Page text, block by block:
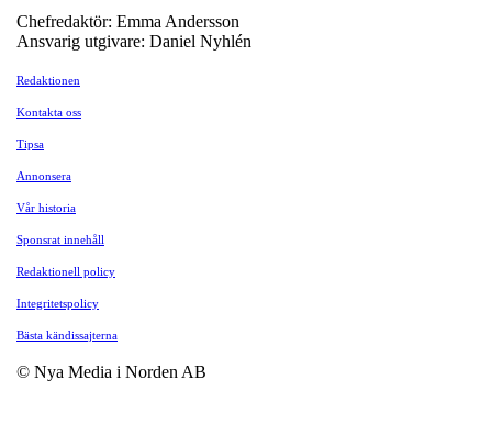
Chefredaktör: Emma Andersson
Ansvarig utgivare: Daniel Nyhlén
Redaktionen
Kontakta oss
Tipsa
Annonsera
Vår historia
Sponsrat innehåll
Redaktionell policy
Integritetspolicy
Bästa kändissajterna
© Nya Media i Norden AB